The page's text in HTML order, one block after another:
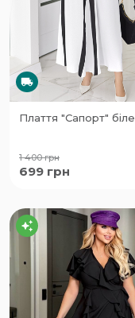
Плаття "Сапорт" біле
1 400грн
699 грн